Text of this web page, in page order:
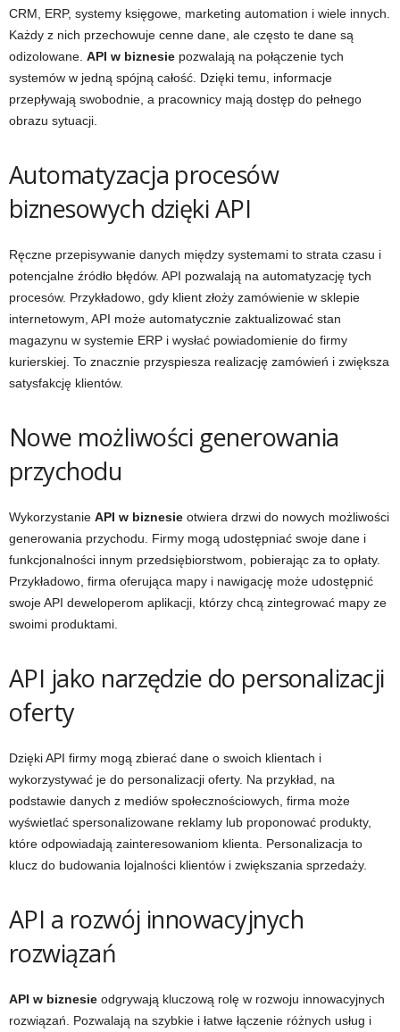
CRM, ERP, systemy księgowe, marketing automation i wiele innych.
Każdy z nich przechowuje cenne dane, ale często te dane są
odizolowane. API w biznesie pozwalają na połączenie tych
systemów w jedną spójną całość. Dzięki temu, informacje
przepływają swobodnie, a pracownicy mają dostęp do pełnego
obrazu sytuacji.
Automatyzacja procesów
biznesowych dzięki API
Ręczne przepisywanie danych między systemami to strata czasu i
potencjalne źródło błędów. API pozwalają na automatyzację tych
procesów. Przykładowo, gdy klient złoży zamówienie w sklepie
internetowym, API może automatycznie zaktualizować stan
magazynu w systemie ERP i wysłać powiadomienie do firmy
kurierskiej. To znacznie przyspiesza realizację zamówień i zwiększa
satysfakcję klientów.
Nowe możliwości generowania
przychodu
Wykorzystanie API w biznesie otwiera drzwi do nowych możliwości
generowania przychodu. Firmy mogą udostępniać swoje dane i
funkcjonalności innym przedsiębiorstwom, pobierając za to opłaty.
Przykładowo, firma oferująca mapy i nawigację może udostępnić
swoje API deweloperom aplikacji, którzy chcą zintegrować mapy ze
swoimi produktami.
API jako narzędzie do personalizacji
oferty
Dzięki API firmy mogą zbierać dane o swoich klientach i
wykorzystywać je do personalizacji oferty. Na przykład, na
podstawie danych z mediów społecznościowych, firma może
wyświetlać spersonalizowane reklamy lub proponować produkty,
które odpowiadają zainteresowaniom klienta. Personalizacja to
klucz do budowania lojalności klientów i zwiększania sprzedaży.
API a rozwój innowacyjnych
rozwiązań
API w biznesie odgrywają kluczową rolę w rozwoju innowacyjnych
rozwiązań. Pozwalają na szybkie i łatwe łączenie różnych usług i